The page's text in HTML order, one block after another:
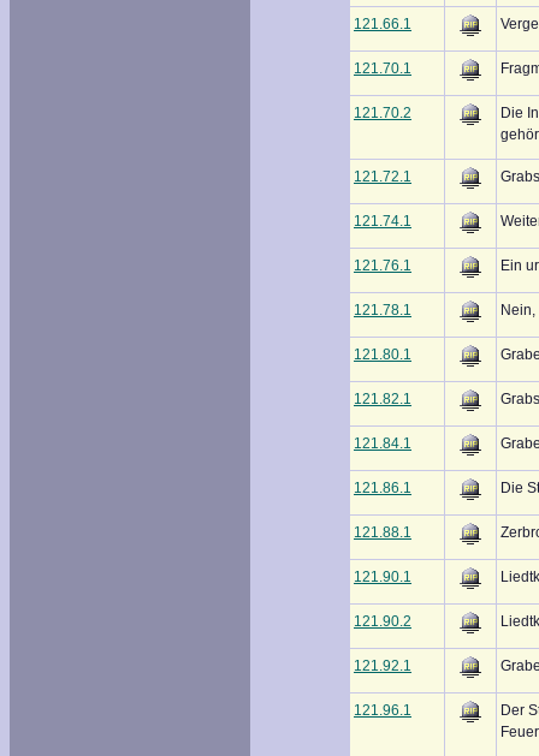
121.66.1
121.70.1
121.70.2
Die
121.72.1
121.74.1
121.76.1 Ein
121.78.1 Nein,
121.80.1
121.82.1
121.84.1
121.86.1 Die
121.88.1
121.90.1
121.90.2
121.92.1
121.96.1
Der